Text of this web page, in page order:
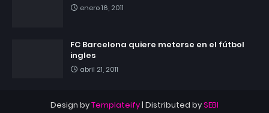
enero 16, 2011
FC Barcelona quiere meterse en el fútbol
ingles
abril 21, 2011
Design byTemplateify| Distributed bySEBI